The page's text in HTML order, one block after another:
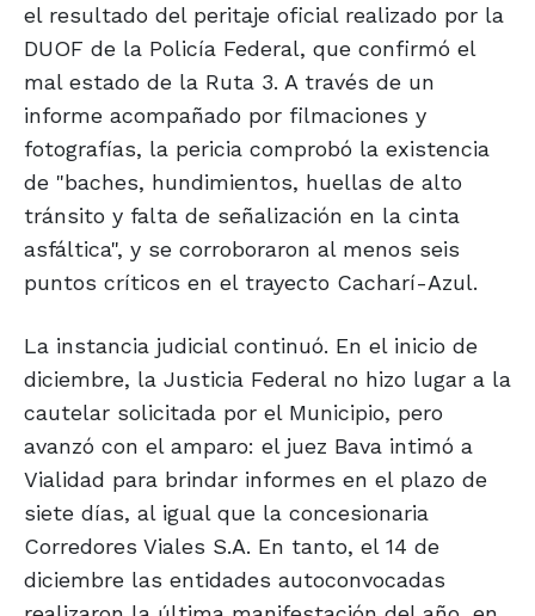
el resultado del peritaje oficial realizado por la
DUOF de la Policía Federal, que confirmó el
mal estado de la Ruta 3. A través de un
informe acompañado por filmaciones y
fotografías, la pericia comprobó la existencia
de "baches, hundimientos, huellas de alto
tránsito y falta de señalización en la cinta
asfáltica", y se corroboraron al menos seis
puntos críticos en el trayecto Cacharí-Azul.
La instancia judicial continuó. En el inicio de
diciembre, la Justicia Federal no hizo lugar a la
cautelar solicitada por el Municipio, pero
avanzó con el amparo: el juez Bava intimó a
Vialidad para brindar informes en el plazo de
siete días, al igual que la concesionaria
Corredores Viales S.A. En tanto, el 14 de
diciembre las entidades autoconvocadas